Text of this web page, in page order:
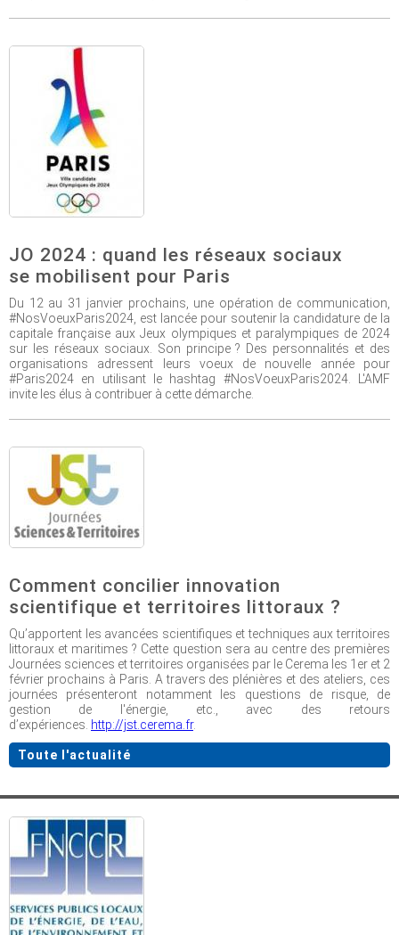
JO 2024 : quand les réseaux sociaux
se mobilisent pour Paris
Du 12 au 31 janvier prochains, une opération de communication,
#NosVoeuxParis2024, est lancée pour soutenir la candidature de la
capitale française aux Jeux olympiques et paralympiques de 2024
sur les réseaux sociaux. Son principe ? Des personnalités et des
organisations adressent leurs voeux de nouvelle année pour
#Paris2024 en utilisant le hashtag #NosVoeuxParis2024. L'AMF
invite les élus à contribuer à cette démarche.
Comment concilier innovation
scientifique et territoires littoraux ?
Qu’apportent les avancées scientifiques et techniques aux territoires
littoraux et maritimes ? Cette question sera au centre des premières
Journées sciences et territoires organisées par le Cerema les 1er et 2
février prochains à Paris. A travers des plénières et des ateliers, ces
journées présenteront notamment les questions de risque, de
gestion de l'énergie, etc., avec des retours
d’expériences. http://jst.cerema.fr.
Toute l'actualité